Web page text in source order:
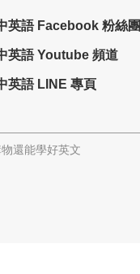
英語 Facebook 粉絲團
英語 Youtube 頻道
英語 LINE 專頁
還能學好英文